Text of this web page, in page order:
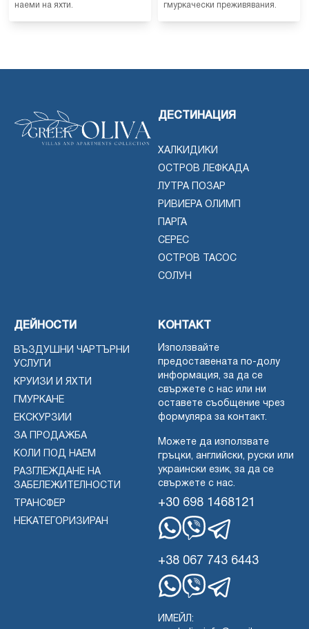
наеми на яхти.
гмуркачески преживявания.
ДЕСТИНАЦИЯ
ХАЛКИДИКИ
ОСТРОВ ЛЕФКАДА
ЛУТРА ПОЗАР
РИВИЕРА ОЛИМП
ПАРГА
СЕРЕС
ОСТРОВ ТАСОС
СОЛУН
ДЕЙНОСТИ
ВЪЗДУШНИ ЧАРТЪРНИ
УСЛУГИ
КРУИЗИ И ЯХТИ
ГМУРКАНЕ
ЕКСКУРЗИИ
ЗА ПРОДАЖБА
КОЛИ ПОД НАЕМ
РАЗГЛЕЖДАНЕ НА
ЗАБЕЛЕЖИТЕЛНОСТИ
ТРАНСФЕР
НЕКАТЕГОРИЗИРАН
КОНТАКТ
Използвайте
предоставената по-долу
информация, за да се
свържете с нас или ни
оставете съобщение чрез
формуляра за контакт.
Можете да използвате
гръцки, английски, руски или
украински език, за да се
свържете с нас.
+30 698 1468121
+38 067 743 6443
ИМЕЙЛ: